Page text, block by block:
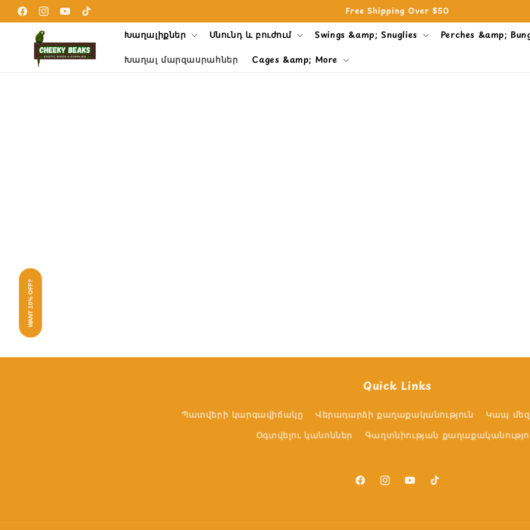
Skip to
content
FacebookInstagram
YouTubeTikTok
Free Shipping Over $50
Խաղալիքներ Սնունդ և բուժում Swings &amp; Snuglies
Perches &amp;
Խաղալ մարզասրահներ
Cages &amp; More
Quick Links
Պատվերի կարգավիճակը Վերադարձի քաղաքականություն Կապ
Օգտվելու կանոններ
Գաղտնիության
FacebookInstagramYouTubeTikTok
WANT 10% OFF?